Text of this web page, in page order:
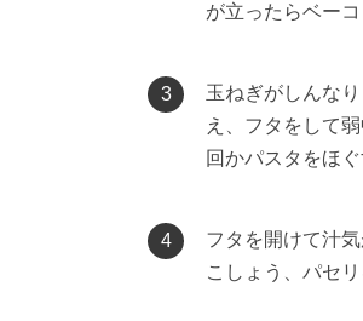
が立ったらベー
3
玉ねぎがしんな
え、フタをして
回かパスタをほ
4
フタを開けて汁
こしょう、パセ